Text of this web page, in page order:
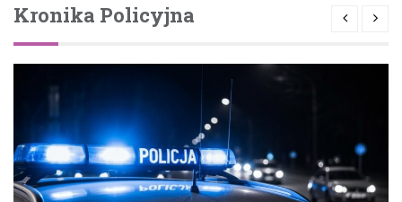
Kronika Policyjna